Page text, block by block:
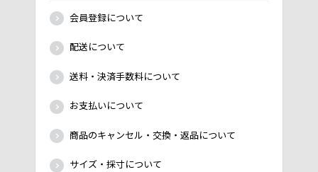
会員登録について
配送について
送料・決済手数料について
お支払いについて
商品のキャンセル・交換・返品について
サイズ・採寸について